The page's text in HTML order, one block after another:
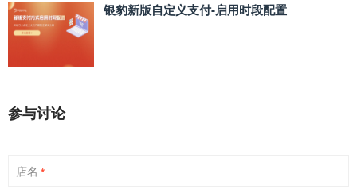
银豹新版自定义支付‑启用时段配置
参与讨论
店名 *